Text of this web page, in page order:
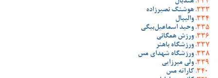
هندبال
هوشنگ نصیرزاده
والیبال
وحید اسماعیل‌بیگی
ورزش همگانی
ورزشگاه باهنر
ورزشگاه شهدای مس
ولی میرزایی
کاراته مس